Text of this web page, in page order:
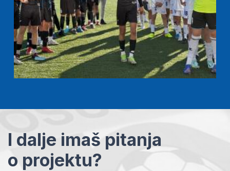
I dalje imaš pitanja
o projektu?